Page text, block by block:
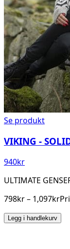
Se produkt
VIKING -
940kr
ULTIMATE
798kr –
Legg i handlekurv